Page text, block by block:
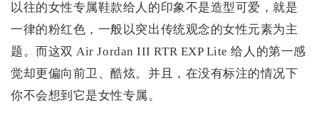
以往的女性专属鞋款给人的印象不是造型可爱，就是
一律的粉红色，一般以突出传统观念的女性元素为主
题。而这双 Air Jordan III RTR EXP Lite 给人的第一感
觉却更偏向前卫、酷炫。并且，在没有标注的情况下
你不会想到它是女性专属。